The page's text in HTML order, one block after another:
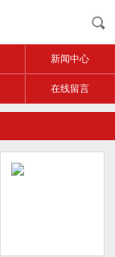
新闻中心
在线留言